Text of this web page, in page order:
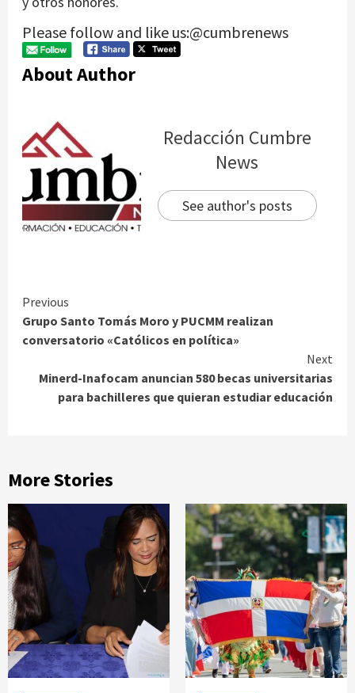
Please follow and like us:@cumbrenews
About Author
Redacción Cumbre
News
See author's posts
Continue
Reading
Previous
Grupo Santo Tomás Moro y PUCMM realizan
conversatorio «Católicos en política»
Next
Minerd-Inafocam anuncian 580 becas universitarias
para bachilleres que quieran estudiar educación
More Stories